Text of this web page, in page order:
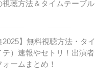
視聴方法＆タイムテーブル
2025】無料視聴方法・タイ
テ）速報やセトリ！出演者
ームまとめ！